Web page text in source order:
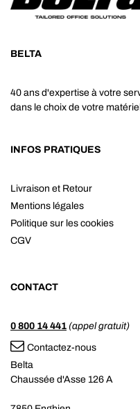
BELTA
40 ans d'expertise à votre
dans le choix de votre
INFOS PRATIQUES
Livraison et Retour
Mentions légales
Politique sur les cookies
CGV
CONTACT
0 800 14 441 (appel gratuit)
Contactez-nous
Belta
Chaussée d'Asse 126 A